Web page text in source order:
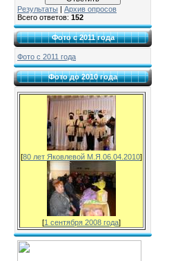
Результаты
Архив опросов
Всего ответов: 152
Фото с 2011 года
Фото с 2011 года
Фото до 2010 года
[80 лет Яковлевой М.Я.06.04.2010]
[1 сентября 2008 года]